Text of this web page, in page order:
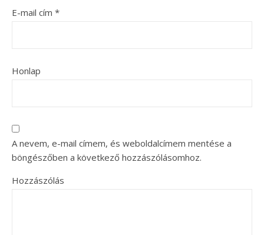
E-mail cím *
Honlap
A nevem, e-mail címem, és weboldalcímem mentése a
böngészőben a következő hozzászólásomhoz.
Hozzászólás